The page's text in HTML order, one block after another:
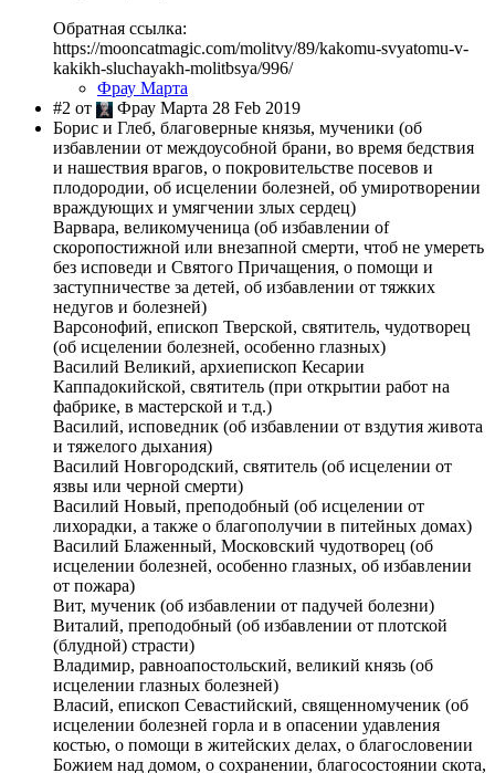
Обратная ссылка:
https://mooncatmagic.com/molitvy/89/kakomu-svyatomu-v-
kakikh-sluchayakh-molitbsya/996/
Фрау Марта
#2 от
Фрау Марта 28 Feb 2019
Борис и Глеб, благоверные князья, мученики (об
избавлении от междоусобной брани, во время бедствия
и нашествия врагов, о покровительстве посевов и
плодородии, об исцелении болезней, об умиротворении
враждующих и умягчении злых сердец)
Варвара, великомученица (об избавлении of
скоропостижной или внезапной смерти, чтоб не умереть
без исповеди и Святого Причащения, о помощи и
заступничестве за детей, об избавлении от тяжких
недугов и болезней)
Варсонофий, епископ Тверской, святитель, чудотворец
(об исцелении болезней, особенно глазных)
Василий Великий, архиепископ Кесарии
Каппадокийской, святитель (при открытии работ на
фабрике, в мастерской и т.д.)
Василий, исповедник (об избавлении от вздутия живота
и тяжелого дыхания)
Василий Новгородский, святитель (об исцелении от
язвы или черной смерти)
Василий Новый, преподобный (об исцелении от
лихорадки, а также о благополучии в питейных домах)
Василий Блаженный, Московский чудотворец (об
исцелении болезней, особенно глазных, об избавлении
от пожара)
Вит, мученик (об избавлении от падучей болезни)
Виталий, преподобный (об избавлении от плотской
(блудной) страсти)
Владимир, равноапостольский, великий князь (об
исцелении глазных болезней)
Власий, епископ Севастийский, священномученик (об
исцелении болезней горла и в опасении удавления
костью, о помощи в житейских делах, о благословении
Божием над домом, о сохранении, благосостоянии скота,